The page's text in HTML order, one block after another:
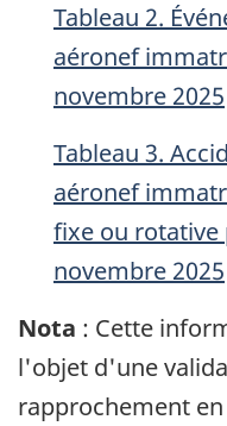
Tableau 2.
aéronef
novembre 2025
Tableau 3.
aéronef
fixe ou
novembre 2025
Nota : Cette
l'objet d'une
rapprochement